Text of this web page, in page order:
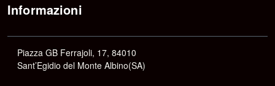
Informazioni
Piazza GB Ferrajoli, 17, 84010
Sant’Egidio del Monte Albino(SA)